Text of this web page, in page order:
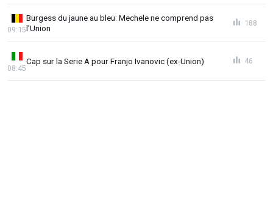
Burgess du jaune au bleu: Mechele ne comprend pas
l'Union
09:15
188
Cap sur la Serie A pour Franjo Ivanovic (ex-Union)
08:45
46